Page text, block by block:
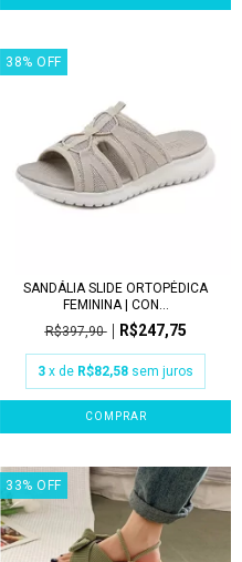
38% OFF
SANDÁLIA SLIDE ORTOPÉDICA
FEMININA | CON...
R$397,90
R$247,75
3 x de R$82,58 sem juros
COMPRAR
33% OFF